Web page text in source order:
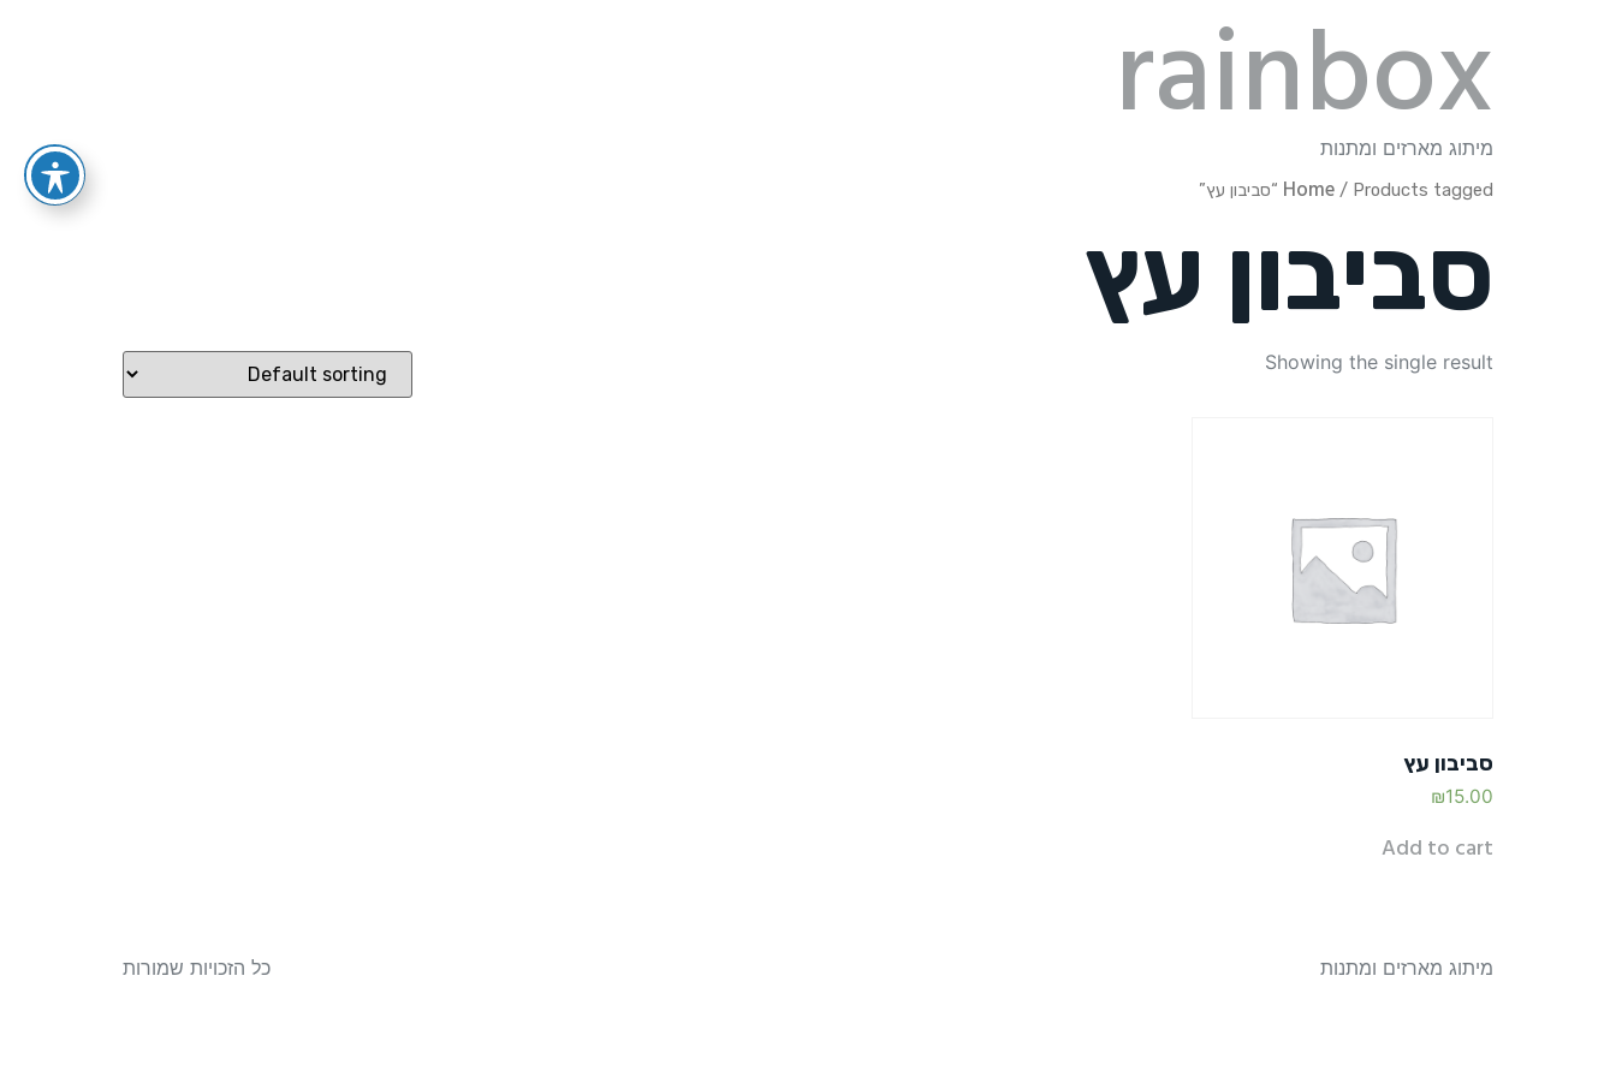
rainbox
מיתוג מארזים ומתנות
Home / Products tagged “סביבון עץ”
סביבון עץ
Showing the single result
סביבון עץ
₪15.00
Add to cart
מיתוג מארזים ומתנות כל הזכויות שמורות